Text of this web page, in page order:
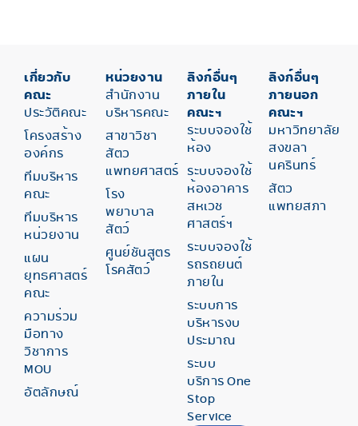
เกี่ยวกับ
คณะ
ประวัติคณะ
โครงสร้าง
องค์กร
ทีมบริหาร
คณะ
ทีมบริหาร
หน่วยงาน
แผน
ยุทธศาสตร์
คณะ
ความร่วม
มือทาง
วิชาการ
MOU
อัตลักษณ์
หน่วยงาน
สำนักงาน
บริหารคณะ
สาขาวิชา
สัตว
แพทยศาสตร์
โรง
พยาบาล
สัตว์
ศูนย์ชันสูตร
โรคสัตว์
ลิงก์อื่นๆ
ภายใน
คณะฯ
ระบบจองใช้
ห้อง
ระบบจองใช้
ห้องอาคาร
สหเวช
ศาสตร์ฯ
ระบบจองใช้
รถรถยนต์
ภายใน
ระบบการ
บริหารงบ
ประมาณ
ระบบ
บริการ One
Stop
Service
ลิงก์อื่นๆ
ภายนอก
คณะฯ
มหาวิทยาลัย
สงขลา
นครินทร์
สัตว
แพทยสภา